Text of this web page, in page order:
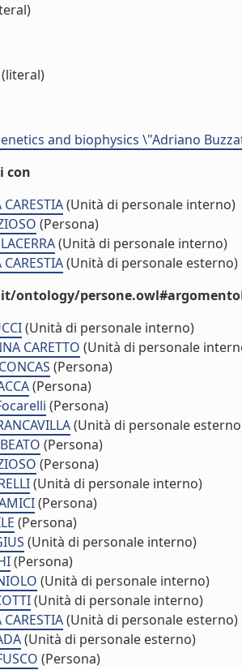
(literal)
and biophysics \"Adriano
con
(Unità di personale interno)
(Persona)
(Unità di personale interno)
(Unità di personale esterno)
ontology/
(Unità di personale interno)
CARETTO (Unità di personale
(Persona)
(Persona)
(Persona)
(Unità di personale
(Persona)
(Persona)
(Unità di personale interno)
(Persona)
(Persona)
(Unità di personale interno)
(Persona)
(Unità di personale interno)
(Unità di personale interno)
(Unità di personale esterno)
(Unità di personale esterno)
(Persona)